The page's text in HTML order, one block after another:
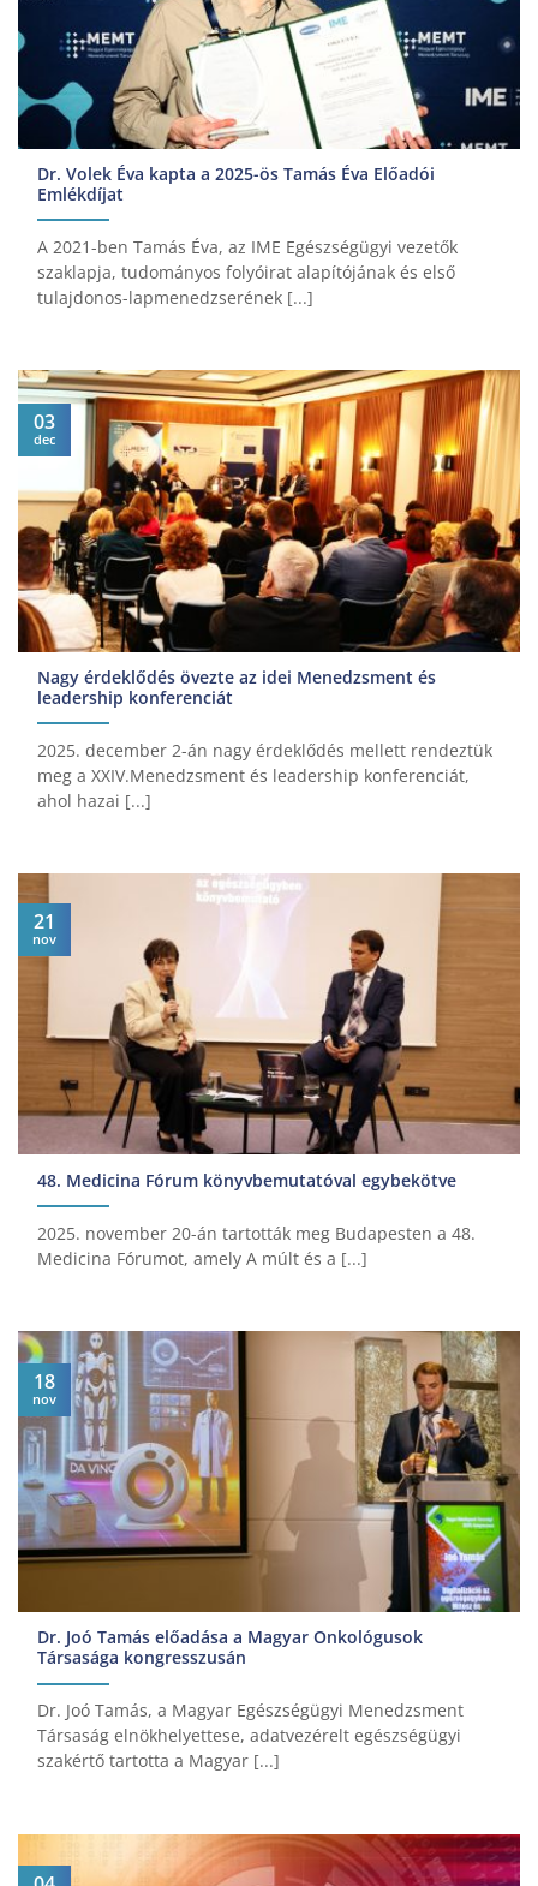
Dr. Volek Éva kapta a 2025-ös Tamás Éva Előadói
Emlékdíjat
A 2021-ben Tamás Éva, az IME Egészségügyi vezetők
szaklapja, tudományos folyóirat alapítójának és első
tulajdonos-lapmenedzserének [...]
Nagy érdeklődés övezte az idei Menedzsment és
leadership konferenciát
2025. december 2-án nagy érdeklődés mellett rendeztük
meg a XXIV.Menedzsment és leadership konferenciát,
ahol hazai [...]
03
dec
48. Medicina Fórum könyvbemutatóval egybekötve
2025. november 20-án tartották meg Budapesten a 48.
Medicina Fórumot, amely A múlt és a [...]
21
nov
Dr. Joó Tamás előadása a Magyar Onkológusok
Társasága kongresszusán
Dr. Joó Tamás, a Magyar Egészségügyi Menedzsment
Társaság elnökhelyettese, adatvezérelt egészségügyi
szakértő tartotta a Magyar [...]
18
nov